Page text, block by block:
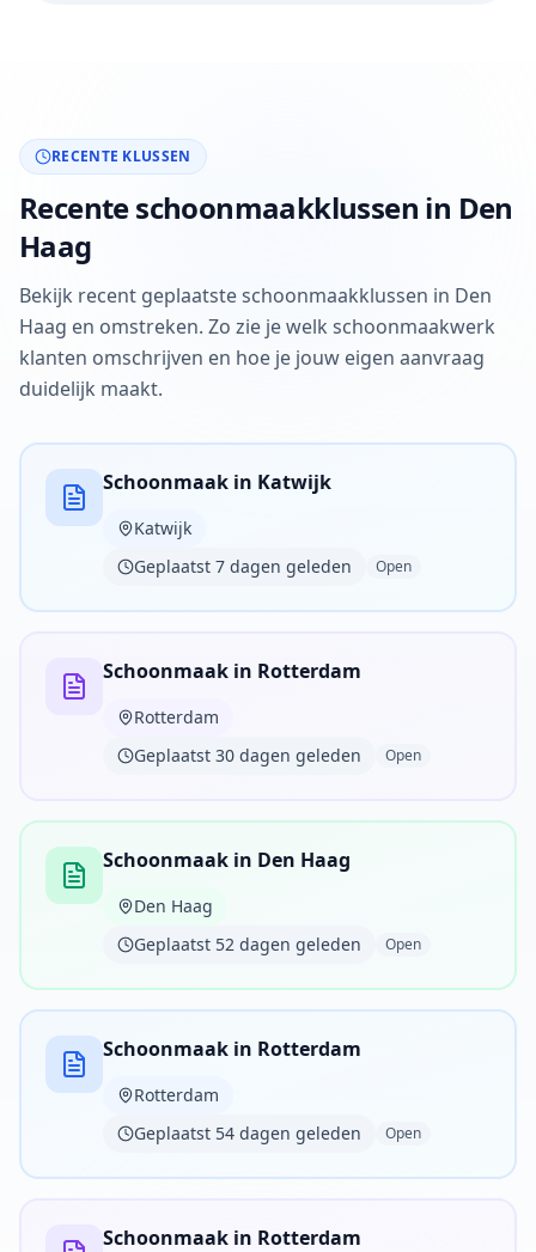
RECENTE KLUSSEN
Recente schoonmaakklussen in Den
Haag
Bekijk recent geplaatste schoonmaakklussen in Den
Haag en omstreken. Zo zie je welk schoonmaakwerk
klanten omschrijven en hoe je jouw eigen aanvraag
duidelijk maakt.
Schoonmaak in Katwijk
Katwijk
Geplaatst 7 dagen geleden
Open
Schoonmaak in Rotterdam
Rotterdam
Geplaatst 30 dagen geleden
Open
Schoonmaak in Den Haag
Den Haag
Geplaatst 52 dagen geleden
Open
Schoonmaak in Rotterdam
Rotterdam
Geplaatst 54 dagen geleden
Open
Schoonmaak in Rotterdam